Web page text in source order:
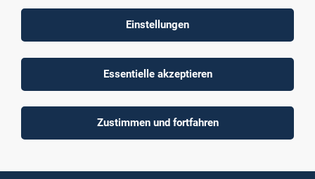
Postanschrift
63743 Aschaffenburg
Deutschland
Telefon+49 6021 4206 0
Einstellungen
Essentielle akzeptieren
Zustimmen und fortfahren